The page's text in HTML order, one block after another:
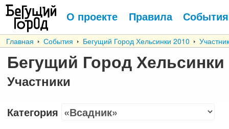
О проекте Правила События
Главная События Бегущий Город Хельсинки 2010
Бегущий Город Хельсинки
Участники
Категория